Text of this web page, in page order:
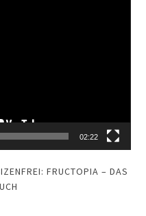
02:22
FRUCTOPIA – DAS